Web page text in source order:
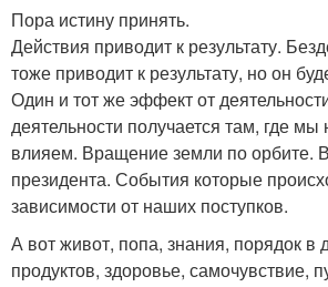
Пора истину принять.
Действия приводит к результату.
тоже приводит к результату, но он
Один и тот же эффект от
деятельности получается там, где мы
влияем. Вращение земли по орбите.
президента. События которые
зависимости от наших поступков.
А вот живот, попа, знания, порядок в
продуктов, здоровье, самочувствие,